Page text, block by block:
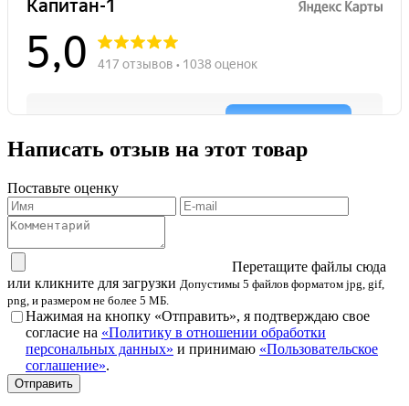
Написать отзыв на этот товар
Поставьте оценку
Перетащите файлы сюда
или кликните для загрузки Допустимы 5 файлов форматом jpg, gif,
png, и размером не более 5 МБ.
Нажимая на кнопку «Отправить», я подтверждаю свое
согласие на «Политику в отношении обработки
персональных данных» и принимаю «Пользовательское
соглашение».